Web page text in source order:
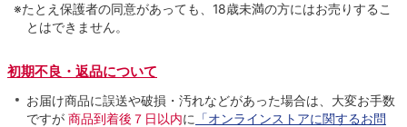
※たとえ保護者の同意があっても、18歳未満の方にはお売りするこ
とはできません。
初期不良・返品について
お届け商品に誤送や破損・汚れなどがあった場合は、大変お手数
ですが 商品到着後７日以内に 「オンラインストアに関するお問